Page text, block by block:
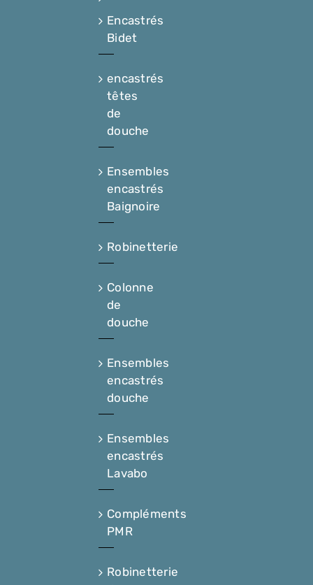
Encastrés
Bidet
encastrés
têtes
de
douche
Ensembles
encastrés
Baignoire
Robinetterie
Colonne
de
douche
Ensembles
encastrés
douche
Ensembles
encastrés
Lavabo
Compléments
PMR
Robinetterie